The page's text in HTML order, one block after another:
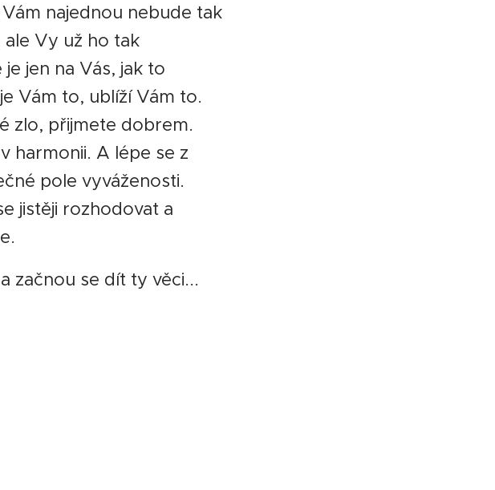
najednou nebude tak
Vy už ho tak
jen na Vás, jak to
Vám to, ublíží Vám to.
zlo, přijmete dobrem.
harmonii. A lépe se z
pole vyváženosti.
jistěji rozhodovat a
začnou se dít ty věci...